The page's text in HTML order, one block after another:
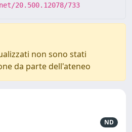
20.500.12078/733
non sono stati
da parte dell'ateneo
ND